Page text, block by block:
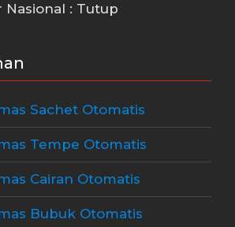
Nasional : Tutup
Sachet Otomatis
Tempe Otomatis
Cairan Otomatis
Bubuk Otomatis